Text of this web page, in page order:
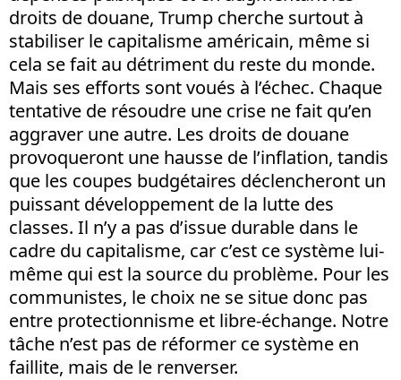
droits de douane, Trump cherche surtout à
stabiliser le capitalisme américain, même si
cela se fait au détriment du reste du monde.
Mais ses efforts sont voués à l’échec. Chaque
tentative de résoudre une crise ne fait qu’en
aggraver une autre. Les droits de douane
provoqueront une hausse de l’inflation, tandis
que les coupes budgétaires déclencheront un
puissant développement de la lutte des
classes. Il n’y a pas d’issue durable dans le
cadre du capitalisme, car c’est ce système lui-
même qui est la source du problème. Pour les
communistes, le choix ne se situe donc pas
entre protectionnisme et libre-échange. Notre
tâche n’est pas de réformer ce système en
faillite, mais de le renverser.